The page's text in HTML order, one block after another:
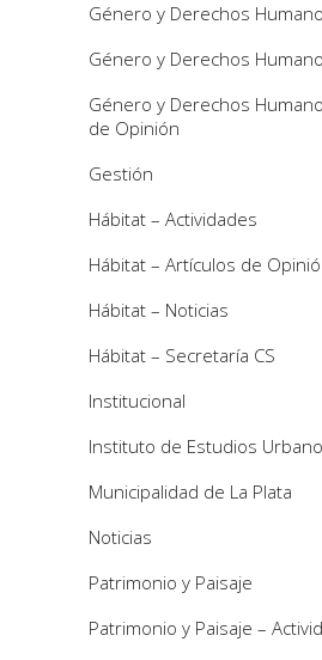
Género y Derechos
Género y Derechos
Género y Derechos
de Opinión
Gestión
Hábitat – Actividades
Hábitat – Artículos de
Hábitat – Noticias
Hábitat – Secretaría CS
Institucional
Instituto de Estudios
Municipalidad de La Plata
Noticias
Patrimonio y Paisaje
Patrimonio y Paisaje –